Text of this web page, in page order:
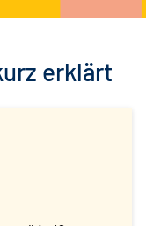
erklärt